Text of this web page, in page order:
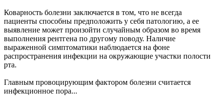
Коварность болезни заключается в том, что не всегда
пациенты способны предположить у себя патологию, а ее
выявление может произойти случайным образом во время
выполнения рентгена по другому поводу. Наличие
выраженной симптоматики наблюдается на фоне
распространения инфекции на окружающие участки полости
рта.
Главным провоцирующим фактором болезни считается
инфекционное пора...